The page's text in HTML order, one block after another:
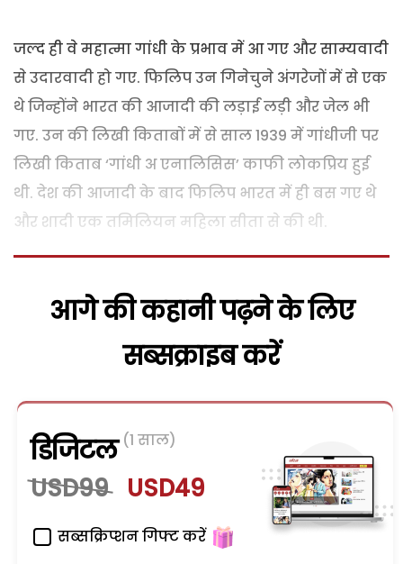
जल्द ही वे महात्मा गांधी के प्रभाव में आ गए और साम्यवादी
से उदारवादी हो गए. फिलिप उन गिनेचुने अंगरेजों में से एक
थे जिन्होंने भारत की आजादी की लड़ाई लड़ी और जेल भी
गए. उन की लिखी किताबों में से साल 1939 में गांधीजी पर
लिखी किताब ‘गांधी अ एनालिसिस’ काफी लोकप्रिय हुई
थी. देश की आजादी के बाद फिलिप भारत में ही बस गए थे
और शादी एक तमिलियन महिला सीता से की थी.
आगे की कहानी पढ़ने के लिए
सब्सक्राइब करें
डिजिटल (1 साल)
USD99 USD49
सब्सक्रिप्शन गिफ्ट करें